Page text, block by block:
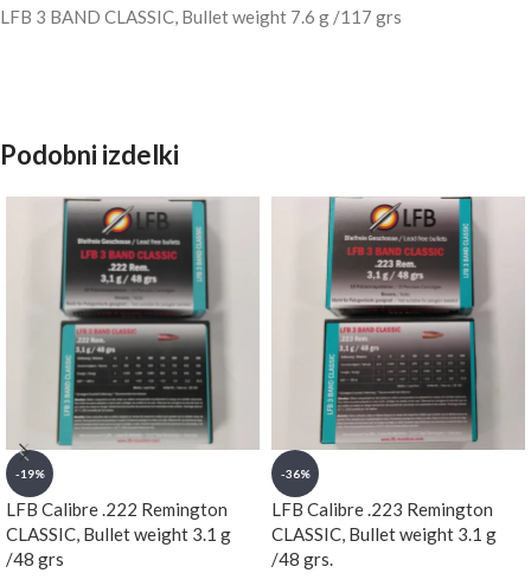
LFB 3 BAND CLASSIC, Bullet weight 7.6 g /117 grs
Podobni izdelki
-19%
LFB Calibre .222 Remington
CLASSIC, Bullet weight 3.1 g
/48 grs
-36%
LFB Calibre .223 Remington
CLASSIC, Bullet weight 3.1 g
/48 grs.